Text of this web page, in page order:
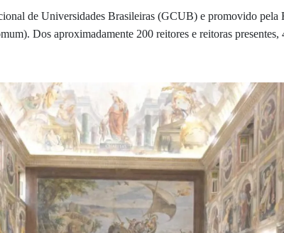
de Universidades Brasileiras (GCUB) e promovido pela
Dos aproximadamente 200 reitores e reitoras presentes,